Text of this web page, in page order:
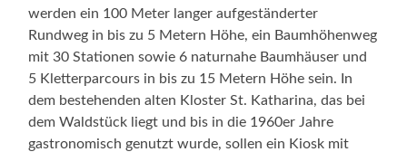
werden ein 100 Meter langer aufgeständerter
Rundweg in bis zu 5 Metern Höhe, ein Baumhöhenweg
mit 30 Stationen sowie 6 naturnahe Baumhäuser und
5 Kletterparcours in bis zu 15 Metern Höhe sein. In
dem bestehenden alten Kloster St. Katharina, das bei
dem Waldstück liegt und bis in die 1960er Jahre
gastronomisch genutzt wurde, sollen ein Kiosk mit